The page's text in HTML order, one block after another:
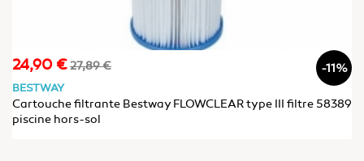
Prix
24,90 €Prix
27,89 € -11%
BESTWAY
Cartouche filtrante Bestway FLOWCLEAR type III filtre 58389
piscine hors-sol